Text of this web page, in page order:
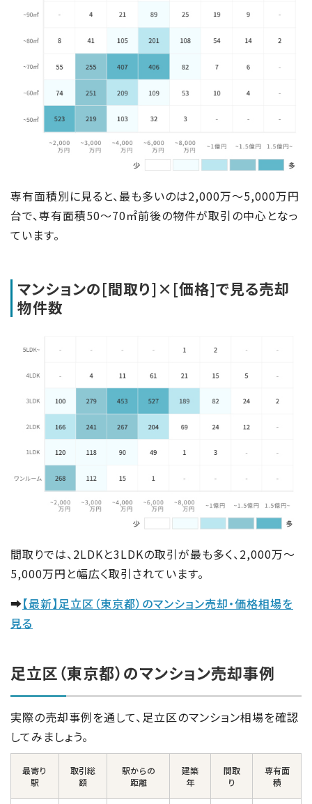
専有面積別に見ると、最も多いのは2,000万～5,000万円
台で、専有面積50～70㎡前後の物件が取引の中心となっ
ています。
マンションの[間取り]×[価格]で見る売却
物件数
間取りでは、2LDKと3LDKの取引が最も多く、2,000万～
5,000万円と幅広く取引されています。
➡【最新】足立区（東京都）のマンション売却・価格相場を
見る
足立区（東京都）のマンション売却事例
実際の売却事例を通して、足立区のマンション相場を確認
してみましょう。
最寄り
駅
取引総
額
駅からの
距離
建築
年
間取
り
専有面
積